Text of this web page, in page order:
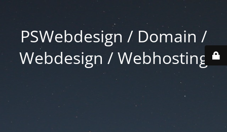
PSWebdesign / Domain /
Webdesign / Webhosting